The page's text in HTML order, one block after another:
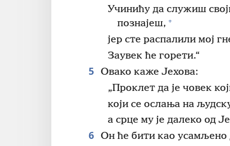
Учинићу да служиш
познајеш, +
јер сте распалили мој
Заувек ће горети.“
5
Овако каже Јехова:
„Проклет да је човек
који се ослања на
а срце му је далеко од
6 Он ће бити као усамљено